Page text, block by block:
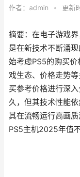
作者： admin • 更新
摘要：在电子游戏
是在新技术不断涌
始考虑PS5的购买
戏生态、价格走势
买参考价格进行深
久，但其技术性能
其在流畅运行高画
PS5主机2025年值